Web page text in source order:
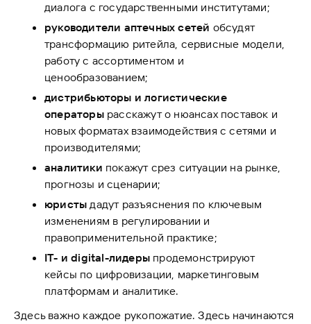
диалога с государственными институтами;
руководители аптечных сетей обсудят
трансформацию ритейла, сервисные модели,
работу с ассортиментом и
ценообразованием;
дистрибьюторы и логистические
операторырасскажут о нюансах поставок и
новых форматах взаимодействия с сетями и
производителями;
аналитики покажут срез ситуации на рынке,
прогнозы и сценарии;
юристы дадут разъяснения по ключевым
изменениям в регулировании и
правоприменительной практике;
IT- и digital-лидеры продемонстрируют
кейсы по цифровизации, маркетинговым
платформам и аналитике.
Здесь важно каждое рукопожатие. Здесь начинаются